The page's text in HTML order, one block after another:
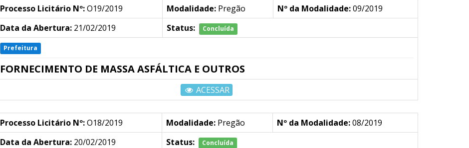
Processo Licitário Nº:O19/2019 Modalidade:Pregão Nº da Modalidade:09/2019
Data da Abertura:21/02/2019 Status: Concluída
Prefeitura
FORNECIMENTO DE MASSA ASFÁLTICA E OUTROS
ACESSAR
Processo Licitário Nº:O18/2019 Modalidade:Pregão Nº da Modalidade:08/2019
Data da Abertura:20/02/2019 Status: Concluída